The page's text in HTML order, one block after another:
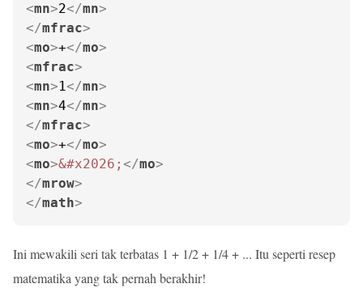
<mn>2</mn>
</mfrac>
<mo>+</mo>
<mfrac>
<mn>1</mn>
<mn>4</mn>
</mfrac>
<mo>+</mo>
<mo>&#x2026; </mo>
</mrow>
</math>
Ini mewakili seri tak terbatas 1 + 1/2 + 1/4 + ... Itu seperti resep
matematika yang tak pernah berakhir!